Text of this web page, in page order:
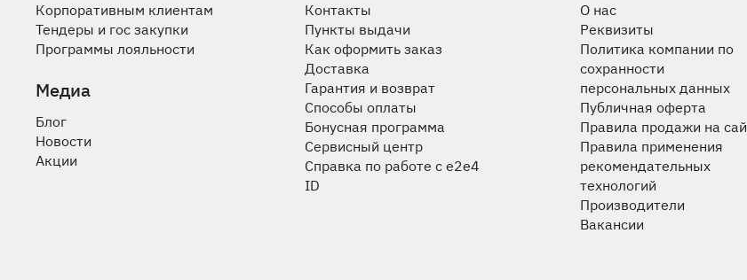
Корпоративным клиентам
Тендеры и гос закупки
Программы лояльности
Медиа
Блог
Новости
Акции
Контакты
Пункты выдачи
Как оформить заказ
Доставка
Гарантия и возврат
Способы оплаты
Бонусная программа
Сервисный центр
Справка по работе с e2e4
ID
О нас
Реквизиты
Политика компании по
сохранности
персональных данных
Публичная оферта
Правила продажи на
Правила применения
рекомендательных
технологий
Производители
Вакансии